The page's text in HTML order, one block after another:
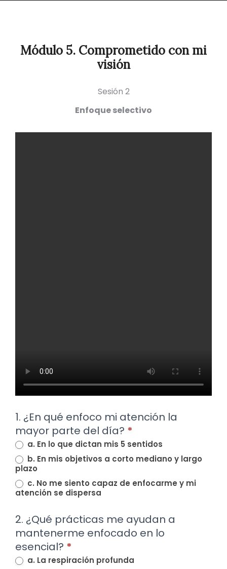
Módulo 5. Comprometido con mi
visión
Sesión 2
Enfoque selectivo
1. ¿En qué enfoco mi atención la
mayor parte del día? *
a. En lo que dictan mis 5 sentidos
b. En mis objetivos a corto mediano y largo
plazo
c. No me siento capaz de enfocarme y mi
atención se dispersa
2. ¿Qué prácticas me ayudan a
mantenerme enfocado en lo
esencial? *
a. La respiración profunda